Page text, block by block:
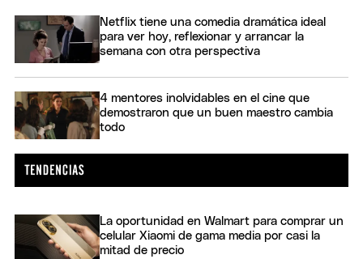
Netflix tiene una comedia dramática ideal
para ver hoy, reflexionar y arrancar la
semana con otra perspectiva
4 mentores inolvidables en el cine que
demostraron que un buen maestro cambia
todo
La oportunidad en Walmart para comprar un
celular Xiaomi de gama media por casi la
mitad de precio